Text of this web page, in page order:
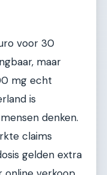
voor 30
maar
mg echt
is
denken.
claims
gelden extra